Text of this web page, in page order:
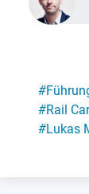
#
#Rail
#Lukas